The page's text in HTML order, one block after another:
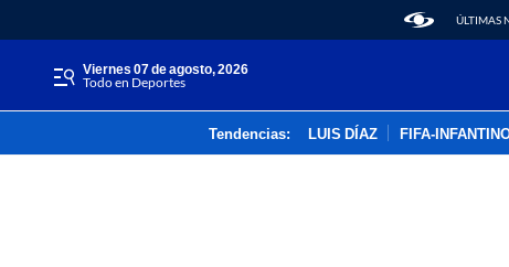
ÚLTIMAS
viernes 07 de agosto, 2026
Todo en Deportes
Tendencias: LUIS DÍAZ FIFA-